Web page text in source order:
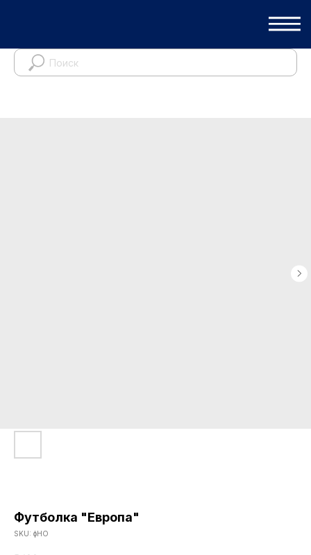
Футболка "Европа"
SKU: фНО